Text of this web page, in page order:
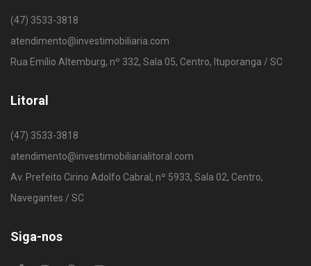
(47) 3533-3818
atendimento@investimobiliaria.com
Rua Emílio Altemburg, nº 332, Sala 05, Centro, Ituporanga / SC
Litoral
(47) 3533-3818
atendimento@investimobiliarialitoral.com
Av. Prefeito Cirino Adolfo Cabral, nº 5933, Sala 02, Centro,
Navegantes / SC
Siga-nos